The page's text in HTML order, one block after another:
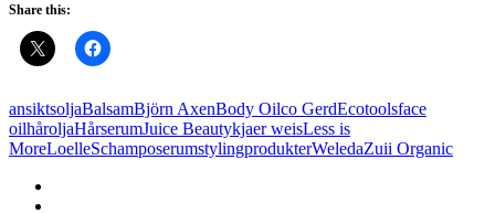
Share this:
ansiktsoljaBalsamBjörn AxenBody Oilco GerdEcotoolsface
oilhåroljaHårserumJuice Beautykjaer weisLess is
MoreLoelleSchamposerumstylingprodukterWeledaZuii Organic